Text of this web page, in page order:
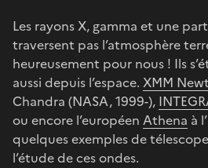
Les rayons X, gamma et une
traversent pas l’atmosphère
heureusement pour nous ! Ils
aussi depuis l’espace. XMM
Chandra (NASA, 1999-),
ou encore l’européen Athena à
quelques exemples de
l’étude de ces ondes.